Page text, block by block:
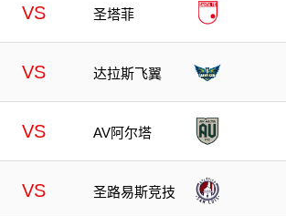
VS 圣塔菲
VS 达拉斯飞翼
VS AV阿尔塔
VS 圣路易斯竞技